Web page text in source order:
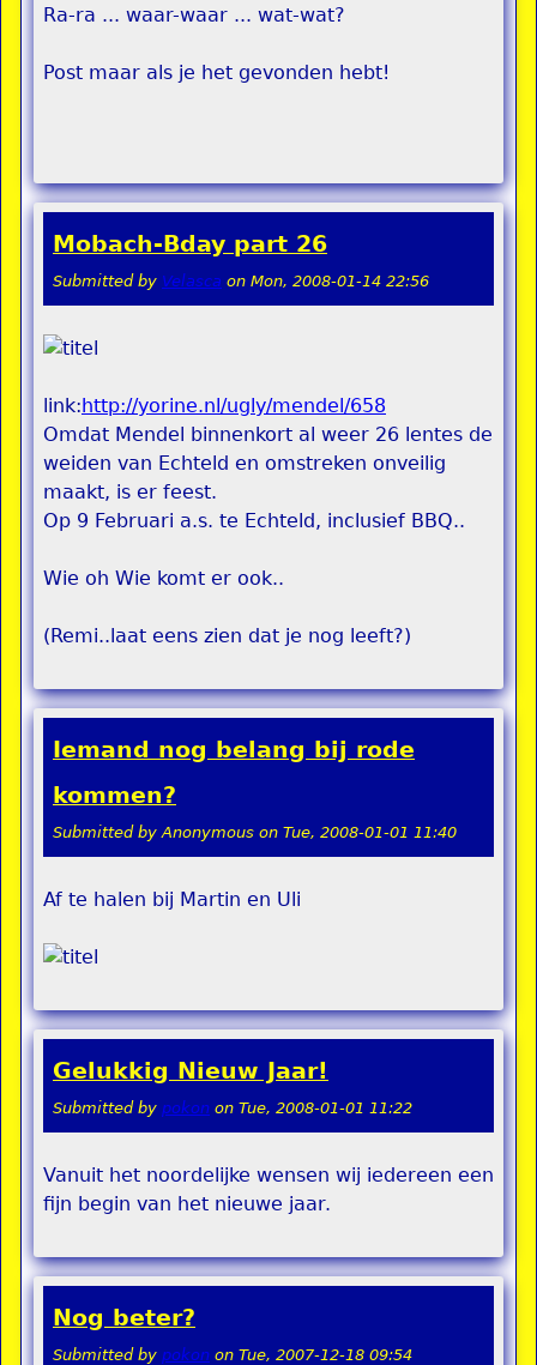
Ra-ra ... waar-waar ... wat-wat?
Post maar als je het gevonden hebt!
Mobach-Bday part 26
Submitted by Velasca on Mon, 2008-01-14 22:56
link:http://yorine.nl/ugly/mendel/658
Omdat Mendel binnenkort al weer 26 lentes de
weiden van Echteld en omstreken onveilig
maakt, is er feest.
Op 9 Februari a.s. te Echteld, inclusief BBQ..
Wie oh Wie komt er ook..
(Remi..laat eens zien dat je nog leeft?)
Iemand nog belang bij rode
kommen?
Submitted byAnonymous on Tue, 2008-01-01 11:40
Af te halen bij Martin en Uli
Gelukkig Nieuw Jaar!
Submitted by pokon on Tue, 2008-01-01 11:22
Vanuit het noordelijke wensen wij iedereen een
fijn begin van het nieuwe jaar.
Nog beter?
Submitted by pokon on Tue, 2007-12-18 09:54